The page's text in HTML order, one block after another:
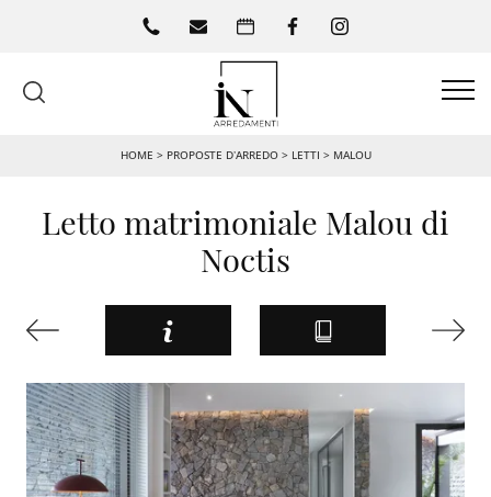
HOME > PROPOSTE D’ARREDO> LETTI > MALOU
Letto matrimoniale Malou di
Noctis